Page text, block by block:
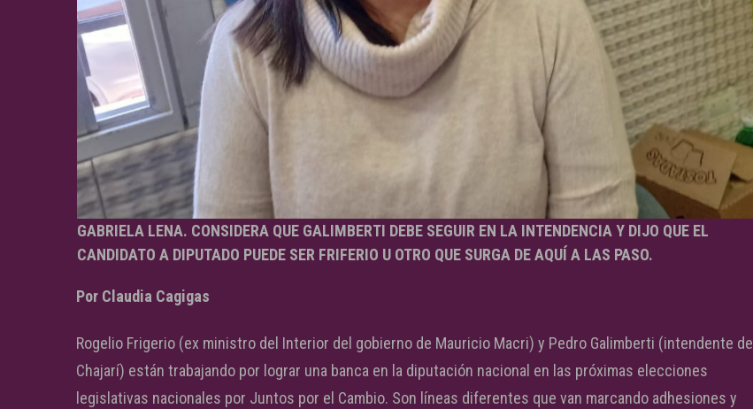
GABRIELA LENA. CONSIDERA QUE GALIMBERTI DEBE SEGUIR EN LA INTENDENCIA Y DIJO QUE EL
CANDIDATO A DIPUTADO PUEDE SER FRIFERIO U OTRO QUE SURGA DE AQUÍ A LAS PASO.
Por Claudia Cagigas
Rogelio Frigerio (ex ministro del Interior del gobierno de Mauricio Macri) y Pedro Galimberti (intendente de
Chajarí) están trabajando por lograr una banca en la diputación nacional en las próximas elecciones
legislativas nacionales por Juntos por el Cambio. Son líneas diferentes que van marcando adhesiones y